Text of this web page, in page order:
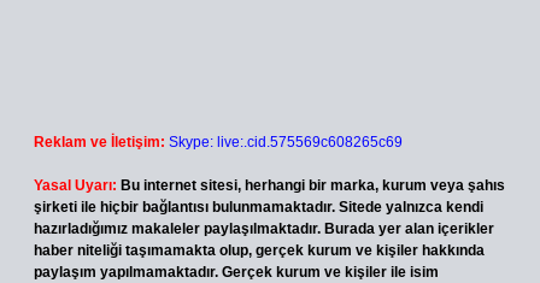
Reklam ve İletişim: Skype: live:.cid.575569c608265c69
Yasal Uyarı: Bu internet sitesi, herhangi bir marka, kurum veya şahıs
şirketi ile hiçbir bağlantısı bulunmamaktadır. Sitede yalnızca kendi
hazırladığımız makaleler paylaşılmaktadır. Burada yer alan içerikler
haber niteliği taşımamakta olup, gerçek kurum ve kişiler hakkında
paylaşım yapılmamaktadır. Gerçek kurum ve kişiler ile isim